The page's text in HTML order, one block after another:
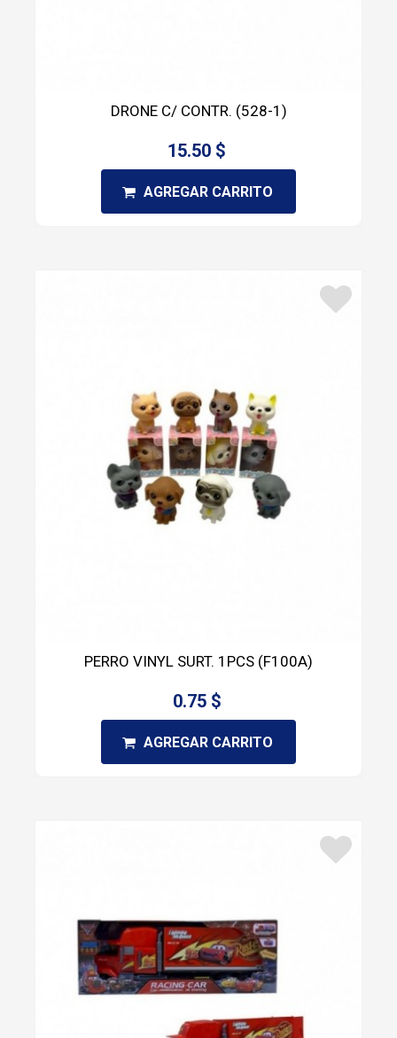
DRONE C/ CONTR. (528-1)
15.50 $
AGREGAR CARRITO
PERRO VINYL SURT. 1PCS (F100A)
0.75 $
AGREGAR CARRITO